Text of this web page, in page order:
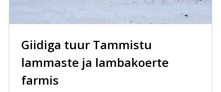
Giidiga tuur Tammistu
lammaste ja lambakoerte
farmis